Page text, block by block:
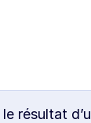
résultat